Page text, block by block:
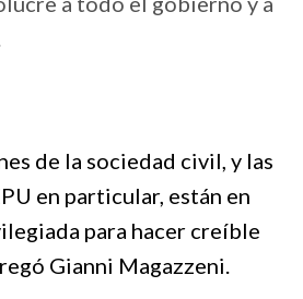
de la sociedad civil, y las
en particular, están en
para hacer creíble
Gianni Magazzeni.